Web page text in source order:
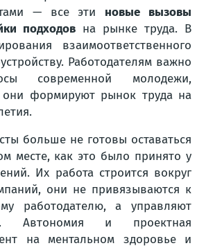
— все эти новые вызовы
подходов на рынке труда. В
взаимоответственного
Работодателям важно
современной молодежи,
они формируют рынок труда на
больше не готовы оставаться
месте, как это было принято у
Их работа строится вокруг
они не привязываются к
работодателю, а управляют
Автономия и проектная
на ментальном здоровье и